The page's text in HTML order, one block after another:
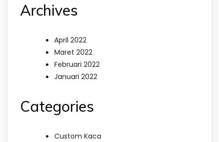
Archives
April 2022
Maret 2022
Februari 2022
Januari 2022
Categories
Custom Kaca